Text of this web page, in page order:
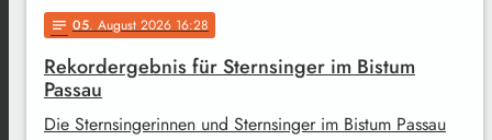
notes 05. August 2026 16:28
Rekordergebnis für Sternsinger im Bistum
Passau
Die Sternsingerinnen und Sternsinger im Bistum Passau